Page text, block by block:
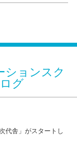
ションスク
グ
代舎」がスタートし